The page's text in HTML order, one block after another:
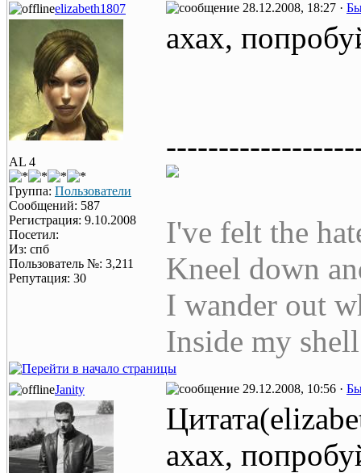
elizabeth1807 28.12.2008, 18:27 ·
AL 4
Группа: Пользователи
Сообщений: 587
Регистрация: 9.10.2008
Посетил:
Из: спб
Пользователь №: 3,211
Репутация: 30
ахах,
I've felt the
Kneel down
I wander out
Inside my
Janity 29.12.2008, 10:56 ·
ахах,